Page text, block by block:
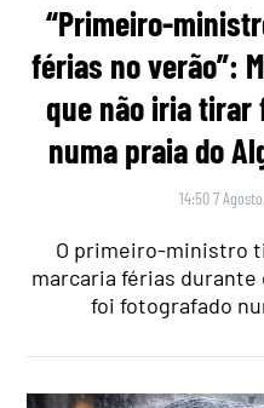
“Primeiro-
férias no verão”:
que não iria
numa praia do
14:50 7
O primeiro-ministro
marcaria férias durante
foi fotografado